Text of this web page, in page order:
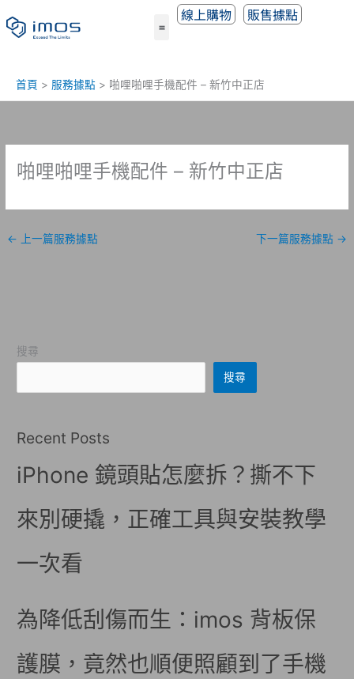
至
線上購物 販售據點
首頁 服務據點 啪哩啪哩手機配件 – 新竹中正店
啪哩啪哩手機配件 – 新竹中正店
← 上一篇服務據點 下一篇服務據點 →
搜尋
搜尋
Recent Posts
iPhone 鏡頭貼怎麼拆？撕不下
來別硬撬，正確工具與安裝教學
一次看
為降低刮傷而生：imos 背板保
護膜，竟然也順便照顧到了手機